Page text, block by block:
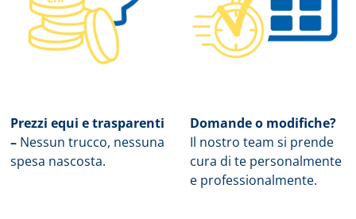
Prezzi equi e trasparenti
– Nessun trucco, nessuna
spesa nascosta.
Domande o modifiche?
Il nostro team si prende
cura di te personalmente
e professionalmente.